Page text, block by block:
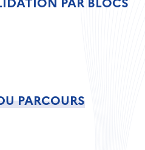
PARCOURS